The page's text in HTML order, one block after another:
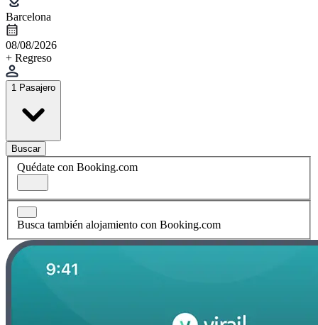
Barcelona
08/08/2026
+ Regreso
1 Pasajero
Buscar
Quédate con Booking.com
Busca también alojamiento con Booking.com